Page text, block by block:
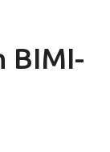
BIMI-